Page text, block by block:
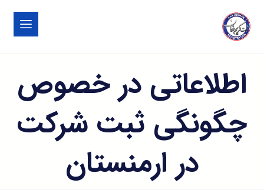
اطلاعاتی در خصوص
چگونگی ثبت شرکت
در ارمنستان